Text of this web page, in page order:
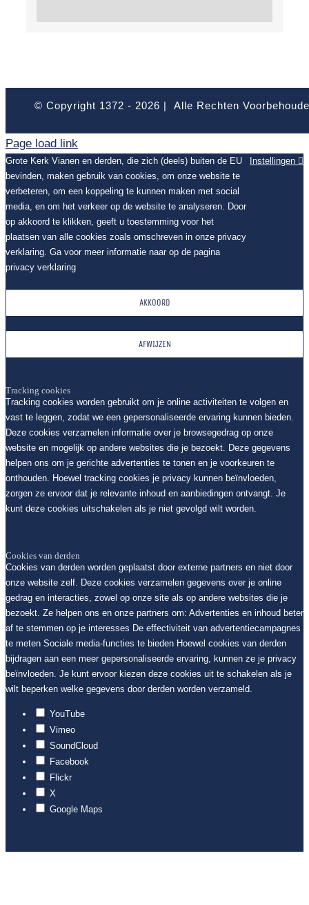
© Copyright 1372 - 2026 | Alle Rechten
Page load link
Grote Kerk Vianen en derden, die zich (deels) buiten de EU
bevinden, maken gebruik van cookies, om onze website te
verbeteren, om een koppeling te kunnen maken met social
media, en om het verkeer op de website te analyseren. Door
op akkoord te klikken, geeft u toestemming voor het
plaatsen van alle cookies zoals omschreven in onze privacy
verklaring. Ga voor meer informatie naar op de pagina
privacy verklaring
Instellingen
AKKOORD
AFWIJZEN
Tracking cookies
Tracking cookies worden gebruikt om je online activiteiten te volgen en
vast te leggen, zodat we een gepersonaliseerde ervaring kunnen bieden.
Deze cookies verzamelen informatie over je browsegedrag op onze
website en mogelijk op andere websites die je bezoekt. Deze gegevens
helpen ons om je gerichte advertenties te tonen en je voorkeuren te
onthouden. Hoewel tracking cookies je privacy kunnen beïnvloeden,
zorgen ze ervoor dat je relevante inhoud en aanbiedingen ontvangt. Je
kunt deze cookies uitschakelen als je niet gevolgd wilt worden.
Cookies van derden
Cookies van derden worden geplaatst door externe partners en niet door
onze website zelf. Deze cookies verzamelen gegevens over je online
gedrag en interacties, zowel op onze site als op andere websites die je
bezoekt. Ze helpen ons en onze partners om: Advertenties en inhoud beter
af te stemmen op je interesses De effectiviteit van advertentiecampagnes
te meten Sociale media-functies te bieden Hoewel cookies van derden
bijdragen aan een meer gepersonaliseerde ervaring, kunnen ze je privacy
beïnvloeden. Je kunt ervoor kiezen deze cookies uit te schakelen als je
wilt beperken welke gegevens door derden worden verzameld.
YouTube
Vimeo
SoundCloud
Facebook
Flickr
X
Google Maps